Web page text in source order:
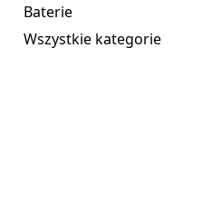
Baterie
Wszystkie kategorie